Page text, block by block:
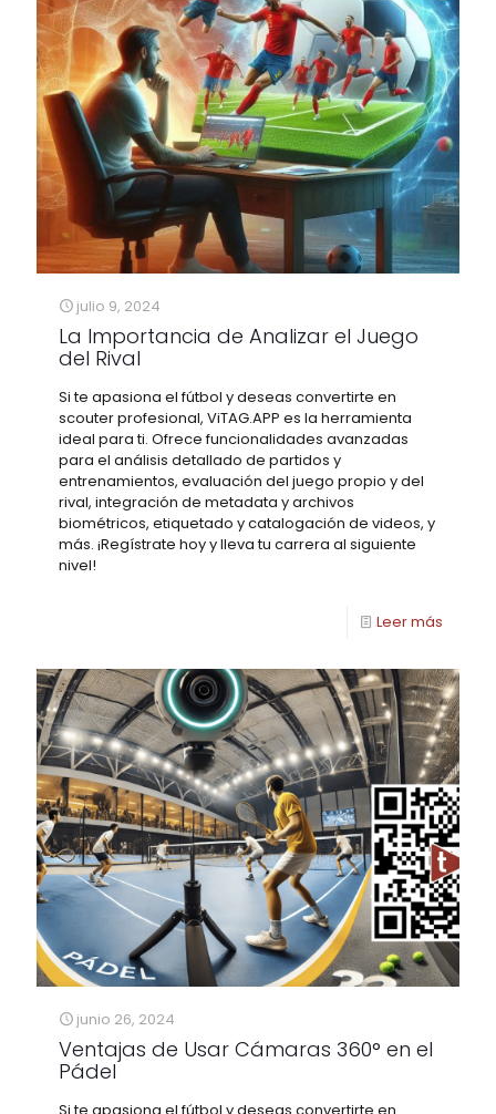
julio 9, 2024
La Importancia de Analizar el Juego
del Rival
Si te apasiona el fútbol y deseas convertirte en
scouter profesional, ViTAG.APP es la herramienta
ideal para ti. Ofrece funcionalidades avanzadas
para el análisis detallado de partidos y
entrenamientos, evaluación del juego propio y del
rival, integración de metadata y archivos
biométricos, etiquetado y catalogación de videos, y
más. ¡Regístrate hoy y lleva tu carrera al siguiente
nivel!
Leer más
junio 26, 2024
Ventajas de Usar Cámaras 360° en el
Pádel
Si te apasiona el fútbol y deseas convertirte en